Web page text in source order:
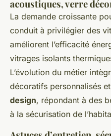
acoustiques, verre
La demande croissante
conduit à privilégier des
améliorent l’efficacité
vitrages isolants
L’évolution du métier
décoratifs personnalisés
design, répondant à des
à la sécurisation de